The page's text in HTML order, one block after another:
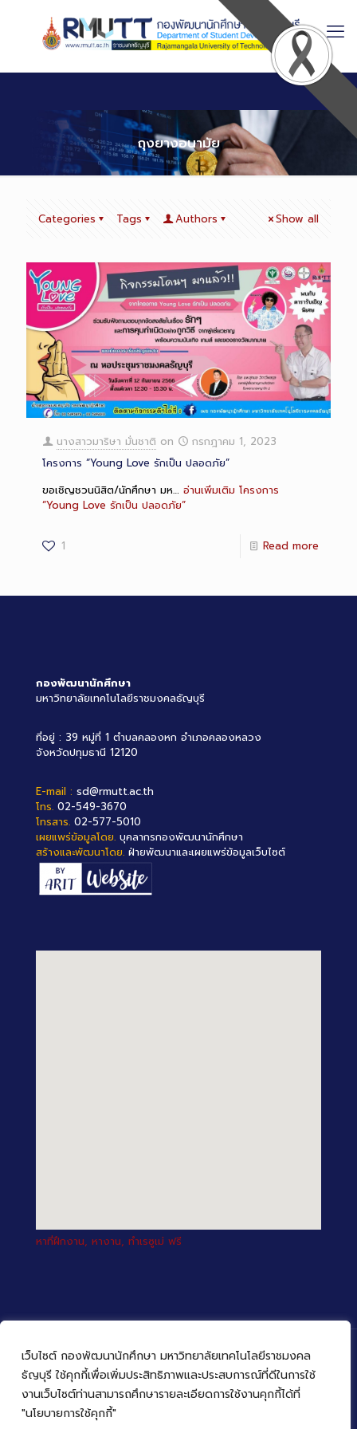
เว็บไซต์ กองพัฒนานักศึกษา มหาวิทยาลัยเทคโนโลยีราชมงคล
ธัญบุรี ใช้คุกกี้เพื่อเพิ่มประสิทธิภาพและประสบการณ์ที่ดีในการใช้
งานเว็บไซต์ท่านสามารถศึกษารายละเอียดการใช้งานคุกกี้ได้ที่
"นโยบายการใช้คุกกี้"
ถุงยางอนามัย
Categories Tags Authors Show all
นางสาวมาริษา มั่นชาติ on
กรกฎาคม 1, 2023
โครงการ “Young Love รักเป็น ปลอดภัย”
ขอเชิญชวนนิสิต/นักศึกษา มห… อ่านเพิ่มเติม โครงการ
“Young Love รักเป็น ปลอดภัย”
1 Read more
กองพัฒนานักศึกษา
มหาวิทยาลัยเทคโนโลยีราชมงคลธัญบุรี
ที่อยู่ : 39 หมู่ที่ 1 ตำบลคลองหก อำเภอคลองหลวง
จังหวัดปทุมธานี 12120
E-mail : sd@rmutt.ac.th
โทร. 02-549-3670
โทรสาร. 02-577-5010
เผยแพร่ข้อมูลโดย. บุคลากรกองพัฒนานักศึกษา
สร้างและพัฒนาโดย. ฝ่ายพัฒนาและเผยแพร่ข้อมูลเว็บไซต์
หาที่ฝึกงาน, หางาน, ทำเรซูเม่ ฟรี
© 2022 กองพัฒนานักศึกษา มหาวิทยาลัยเทคโนโลยีราชมงคล